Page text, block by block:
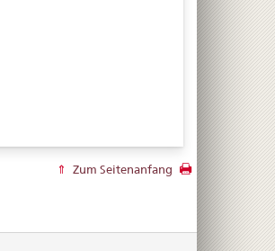
Zum Seitenanfang